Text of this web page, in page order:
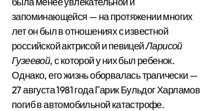
запоминающейся — на протяжении многих
лет он был в отношениях с известной
российской актрисой и певицейЛарисой
Гузеевой, с которой у них был ребенок.
Однако, его жизнь оборвалась трагически —
27 августа 1981 года Гарик Бульдог Харламов
погиб в автомобильной катастрофе.